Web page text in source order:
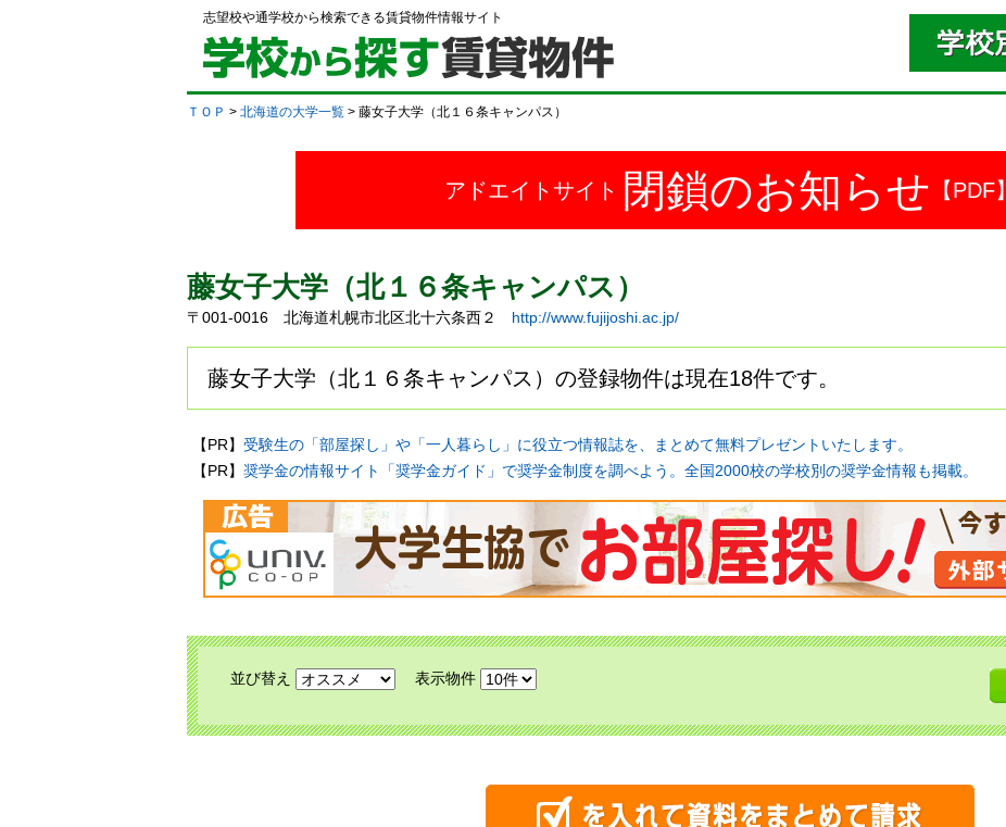
志望校や通学校から検索できる賃貸物件情報サイト
ＴＯＰ > 北海道の大学一覧 > 藤女子大学（北１６条キャンパス）
アドエイトサイト 閉鎖のお知らせ 【PDF】
藤女子大学（北１６条キャンパス）
〒001-0016 北海道札幌市北区北十六条西２ http://www.fujijoshi.ac.jp/
藤女子大学（北１６条キャンパス）の登録物件は現在18件です。
【PR】 受験生の「部屋探し」や「一人暮らし」に役立つ情報誌を、まとめて無料プレゼントいたします。
【PR】 奨学金の情報サイト「奨学金ガイド」で奨学金制度を調べよう。全国2000校の学校別の奨学金情報も掲載。
並び替え 表示物件